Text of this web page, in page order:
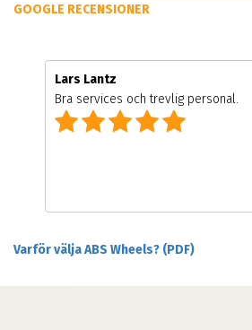
GOOGLE RECENSIONER
Lars Lantz
Bra services och trevlig personal.
Varför välja ABS Wheels? (PDF)